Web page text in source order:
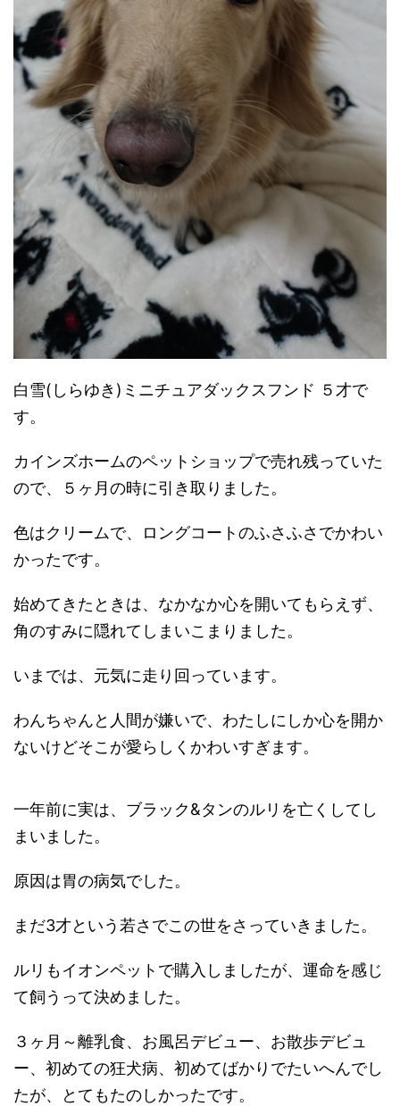
白雪(しらゆき)ミニチュアダックスフンド ５才で
す。
カインズホームのペットショップで売れ残っていた
ので、５ヶ月の時に引き取りました。
色はクリームで、ロングコートのふさふさでかわい
かったです。
始めてきたときは、なかなか心を開いてもらえず、
角のすみに隠れてしまいこまりました。
いまでは、元気に走り回っています。
わんちゃんと人間が嫌いで、わたしにしか心を開か
ないけどそこが愛らしくかわいすぎます。
一年前に実は、ブラック&タンのルリを亡くしてし
まいました。
原因は胃の病気でした。
まだ3才という若さでこの世をさっていきました。
ルリもイオンペットで購入しましたが、運命を感じ
て飼うって決めました。
３ヶ月～離乳食、お風呂デビュー、お散歩デビュ
ー、初めての狂犬病、初めてばかりでたいへんでし
たが、とてもたのしかったです。